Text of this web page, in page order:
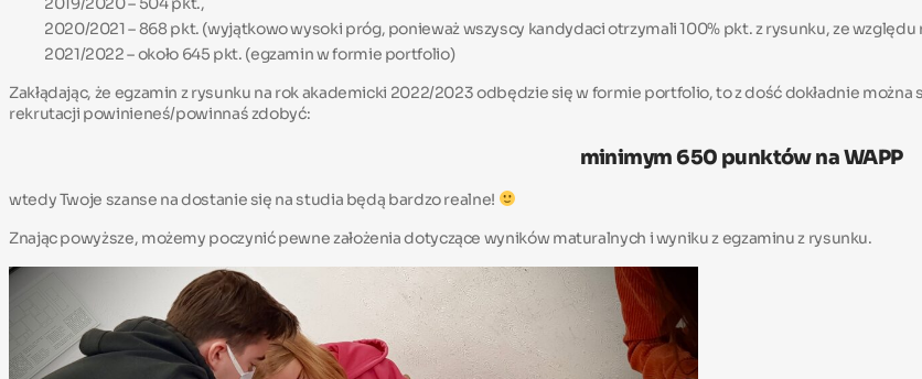
2020/2021 – 868 pkt. (wyjątkowo wysoki próg, ponieważ wszyscy kandydaci otrzymali 100% pkt. z rysunku, ze
2021/2022 – około 645 pkt. (egzamin w formie portfolio)
Zakłądając, że egzamin z rysunku na rok akademicki 2022/2023 odbędzie się w formie portfolio, to z dość dokładnie
rekrutacji powinieneś/powinnaś zdobyć:
minimym 650 punktów na WAPP
wtedy Twoje szanse na dostanie się na studia będą bardzo realne!
Znając powyższe, możemy poczynić pewne założenia dotyczące wyników maturalnych i wyniku z egzaminu z rysunku.